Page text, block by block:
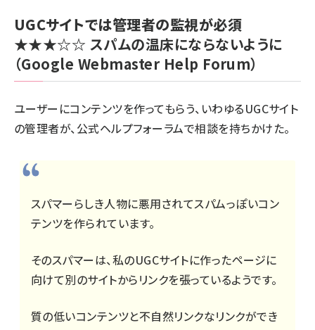
UGCサイトでは管理者の監視が必須
★★★☆☆ スパムの温床にならないように
（Google Webmaster Help Forum）
ユーザーにコンテンツを作ってもらう、いわゆるUGCサイト
の管理者が、公式ヘルプフォーラムで相談を持ちかけた。
スパマーらしき人物に悪用されてスパムっぽいコン
テンツを作られています。
そのスパマーは、私のUGCサイトに作ったページに
向けて別のサイトからリンクを張っているようです。
質の低いコンテンツと不自然リンクなリンクができ